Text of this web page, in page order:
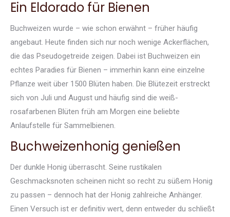
Ein Eldorado für Bienen
Buchweizen wurde – wie schon erwähnt – früher häufig
angebaut. Heute finden sich nur noch wenige Ackerflächen,
die das Pseudogetreide zeigen. Dabei ist Buchweizen ein
echtes Paradies für Bienen – immerhin kann eine einzelne
Pflanze weit über 1500 Blüten haben. Die Blütezeit erstreckt
sich von Juli und August und häufig sind die weiß-
rosafarbenen Blüten früh am Morgen eine beliebte
Anlaufstelle für Sammelbienen.
Buchweizenhonig genießen
Der dunkle Honig überrascht. Seine rustikalen
Geschmacksnoten scheinen nicht so recht zu süßem Honig
zu passen – dennoch hat der Honig zahlreiche Anhänger.
Einen Versuch ist er definitiv wert, denn entweder du schließt